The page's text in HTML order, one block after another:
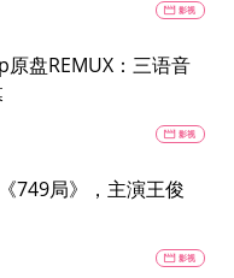
movie 影视
原盘REMUX：三语音
movie 影视
749局》，主演王俊
movie 影视